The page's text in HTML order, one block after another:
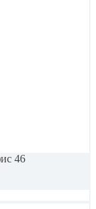
46